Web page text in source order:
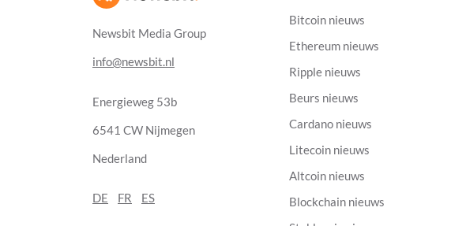
Newsbit Media Group
info@newsbit.nl
Energieweg 53b
6541 CW Nijmegen
Nederland
DE FR ES
Bitcoin nieuws
Ethereum nieuws
Ripple nieuws
Beurs nieuws
Cardano nieuws
Litecoin nieuws
Altcoin nieuws
Blockchain nieuws